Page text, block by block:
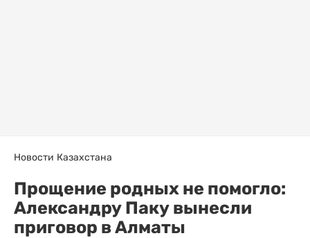
Новости Казахстана
Прощение родных не помогло:
Александру Паку вынесли
приговор в Алматы